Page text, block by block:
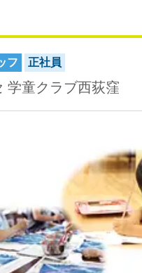
フ 正社員
学童クラブ西荻窪